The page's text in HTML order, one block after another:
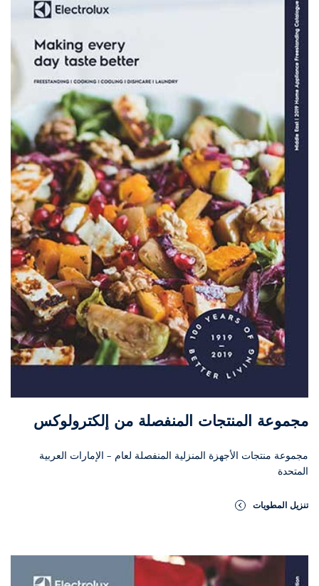
مجموعة المنتجات المنفصلة من إلكترولوكس
مجموعة منتجات الأجهزة المنزلية المنفصلة لعام – الإمارات العربية
المتحدة
تنزيل المطويات